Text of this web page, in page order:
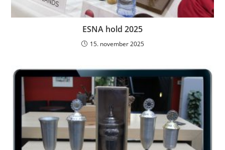
ESNA hold 2025
15. november 2025